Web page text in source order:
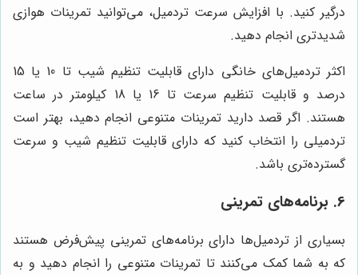
درگیر کنید. با افزایش سرعت تردمیل، می‌توانید تمرینات هوازی
شدیدتری انجام دهید.
اکثر تردمیل‌های خانگی دارای قابلیت تنظیم شیب تا 10 یا 15
درصد و قابلیت تنظیم سرعت تا 16 یا 18 کیلومتر در ساعت
هستند. اگر قصد دارید تمرینات متنوعی انجام دهید، بهتر است
تردمیلی را انتخاب کنید که دارای قابلیت تنظیم شیب و سرعت
گسترده‌تری باشد.
6. برنامه‌های تمرینی
بسیاری از تردمیل‌ها دارای برنامه‌های تمرینی پیش‌فرض هستند
که به شما کمک می‌کنند تا تمرینات متنوعی را انجام دهید و به